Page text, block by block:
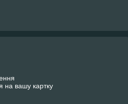
на вашу картку